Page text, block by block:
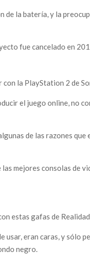
de la batería, y la
fue cancelado en
la PlayStation 2 de
el juego online, no
de las razones que
mejores consolas de
estas gafas de
usar, eran caras, y sólo
negro.